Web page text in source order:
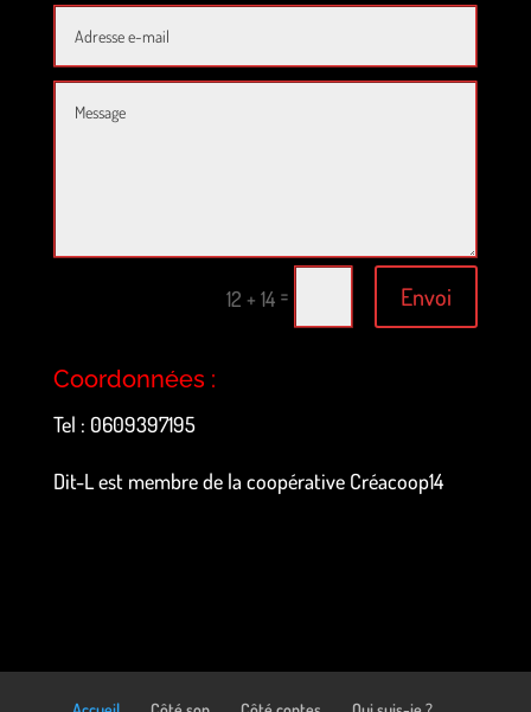
12 + 14 = Envoi
Coordonnées :
Tel : 0609397195
Dit-L est membre de la coopérative Créacoop14